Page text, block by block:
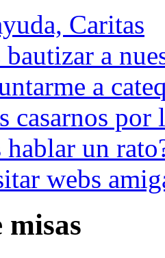
Caritas
bautizar a
a
casarnos
hablar un
webs